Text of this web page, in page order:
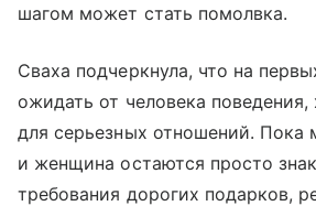
шагом может стать помолвка.
Сваха подчеркнула, что на
ожидать от человека поведения,
для серьезных отношений. Пока
и женщина остаются просто
требования дорогих подарков,